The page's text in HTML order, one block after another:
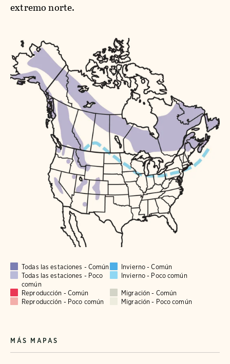
extremo norte.
Todas las estaciones - Común
Invierno - Común
Todas las estaciones - Poco
común
Invierno - Poco común
Reproducción - Común
Migración - Común
Reproducción - Poco común
Migración - Poco común
MÁS MAPAS